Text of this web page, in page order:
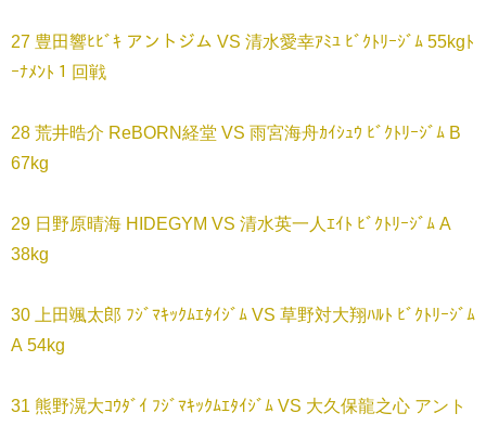
27 豊田響ﾋﾋﾞｷ アントジム VS 清水愛幸ｱﾐﾕ ﾋﾞｸﾄﾘｰｼﾞﾑ 55kgﾄ
ｰﾅﾒﾝﾄ１回戦
28 荒井晧介 ReBORN経堂 VS 雨宮海舟ｶｲｼｭｳ ﾋﾞｸﾄﾘｰｼﾞﾑ B
67kg
29 日野原晴海 HIDEGYM VS 清水英一人ｴｲﾄ ﾋﾞｸﾄﾘｰｼﾞﾑ A
38kg
30 上田颯太郎 ﾌｼﾞﾏｷｯｸﾑｴﾀｲｼﾞﾑ VS 草野対大翔ﾊﾙﾄ ﾋﾞｸﾄﾘｰｼﾞﾑ
A 54kg
31 熊野滉大ｺｳﾀﾞｲ ﾌｼﾞﾏｷｯｸﾑｴﾀｲｼﾞﾑ VS 大久保龍之心 アント